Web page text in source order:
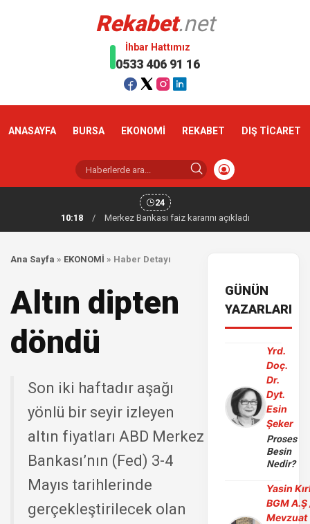
Rekabet.net
İhbar Hattımız
0533 406 91 16
ANASAYFA BURSA EKONOMİ REKABET DIŞ TİCARET
24
10:18
/ Merkez Bankası faiz kararını açıkladı
Ana Sayfa » EKONOMİ » Haber Detayı
Altın dipten
döndü
Son iki haftadır aşağı
yönlü bir seyir izleyen
altın fiyatları ABD Merkez
Bankası’nın (Fed) 3-4
Mayıs tarihlerinde
gerçekleştirilecek olan
GÜNÜN
YAZARLARI
Yrd.
Doç.
Dr.
Dyt.
Esin
Şeker
Proses
Besin
Nedir?
Yasin
BGM A.Ş
Mevzuat